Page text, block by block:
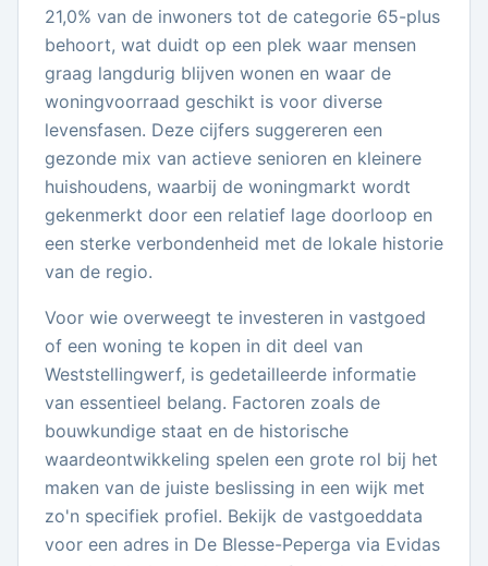
21,0% van de inwoners tot de categorie 65-plus
behoort, wat duidt op een plek waar mensen
graag langdurig blijven wonen en waar de
woningvoorraad geschikt is voor diverse
levensfasen. Deze cijfers suggereren een
gezonde mix van actieve senioren en kleinere
huishoudens, waarbij de woningmarkt wordt
gekenmerkt door een relatief lage doorloop en
een sterke verbondenheid met de lokale historie
van de regio.
Voor wie overweegt te investeren in vastgoed
of een woning te kopen in dit deel van
Weststellingwerf, is gedetailleerde informatie
van essentieel belang. Factoren zoals de
bouwkundige staat en de historische
waardeontwikkeling spelen een grote rol bij het
maken van de juiste beslissing in een wijk met
zo'n specifiek profiel. Bekijk de vastgoeddata
voor een adres in De Blesse-Peperga via Evidas